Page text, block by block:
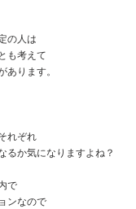
の人は
も考えて
ります。
れぞれ
か気になりますよね？
で
ンなので